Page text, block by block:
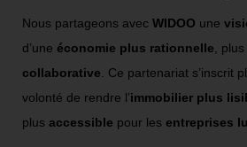
Nous partageons avec WIDOO une
d’une économie plus rationnelle, plus
collaborative. Ce partenariat s’inscrit
volonté de rendre l’immobilier plus
plus accessible pour les entreprises